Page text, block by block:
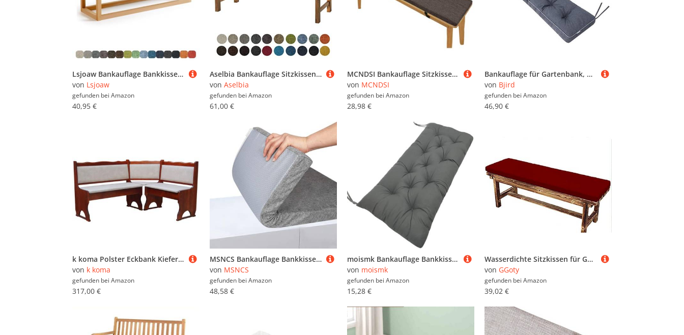
Lsjoaw Bankauflage Bankkissen Sitzauflage Sitzkissen Bank 110X40X5CM Stuhlkissen Bankpolster Schaukel mit abnehmbarem Bezug für Fensterbank Outdoor Gartenmöbel Terrasse Drinnen Sitz,Navy Blue
von Lsjoaw
gefunden bei Amazon
40,95 €
Aselbia Bankauflage Sitzkissen 140X45X5CM,Waschbare Rutschfestes Bankkissen Sitzauflage Bequeme Bankpolster für Bank, Fensterbank, Gartenmöbel, Terrasse, Drinnen,Dunkelgrau
von Aselbia
gefunden bei Amazon
61,00 €
MCNDSI Bankauflage Sitzkissen Bank Bankkissen Sitzauflage Sitzpolster Sitzbank Auflage Polster fur Banke Kissen Kissenauflage for Küchenbank Gardenbank Essbank (80X30X5CM)(#15,150x35x8cm/59x14x3in)
von MCNDSI
gefunden bei Amazon
28,98 €
Bankauflage für Gartenbank, Polsterauflage, Sitzkissen, Bankkissen, Bankpolster mit 8 cm Dicke Polsterung, Auflage für Bänke, Made in EU - 150x40 cm - Marineblau
von Bjird
gefunden bei Amazon
46,90 €
k koma Polster Eckbank Kiefer Holz, Calvados Farbe mit Polsterung MASSIVHOLZ - ÖKOLEDER BEIGE (160 x 200)
von k koma
gefunden bei Amazon
317,00 €
MSNCS Bankauflage Bankkissen Outdoor 60x30 150x50 120x40 100x35 130x50,Sitzkissen Gartenstuhl,Sitzauflage Bequeme Bankpolster, für Bank, Fensterbank, Gartenmöbel, Terrasse, Drinnen(#1,150x60x5cm)
von MSNCS
gefunden bei Amazon
48,58 €
moismk Bankauflage Bankkissen 8cm Dick Sitzauflage Sitzkissen Bank Bankpolster Sitzpolster Auflage für Gartenbank Sitzbank & Hollywoodschauke Outdoor/Indoor(Gray,90x50cmx8cm Thick)
von moismk
gefunden bei Amazon
15,28 €
Wasserdichte Sitzkissen für Gartenbank, 100 cm, 2-/3-Sitzer-Bank, 120 cm, 150 cm, für Terrassenmöbel, Schaukelstuhl, drinnen und draußen, 120 x 45 x 5 cm, Dunkelrot
von GGoty
gefunden bei Amazon
39,02 €